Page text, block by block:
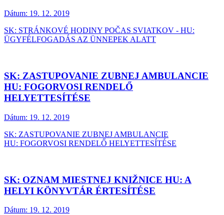
Dátum: 19. 12. 2019
SK: STRÁNKOVÉ HODINY POČAS SVIATKOV - HU:
ÜGYFÉLFOGADÁS AZ ÜNNEPEK ALATT
SK: ZASTUPOVANIE ZUBNEJ AMBULANCIE
HU: FOGORVOSI RENDELŐ
HELYETTESÍTÉSE
Dátum: 19. 12. 2019
SK: ZASTUPOVANIE ZUBNEJ AMBULANCIE
HU: FOGORVOSI RENDELŐ HELYETTESÍTÉSE
SK: OZNAM MIESTNEJ KNIŽNICE HU: A
HELYI KÖNYVTÁR ÉRTESÍTÉSE
Dátum: 19. 12. 2019